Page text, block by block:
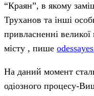
“Краян”, в якому
Труханов та інші
привласненні
місту , пише
На даний момент
одіозного процесу-